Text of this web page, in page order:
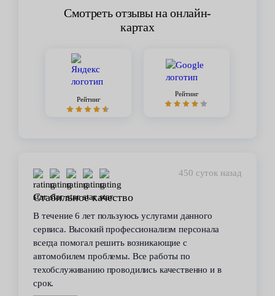
Смотреть отзывы на онлайн-
картах
Рейтинг
Рейтинг
450 суток назад
Стабильное качество
В течение 6 лет пользуюсь услугами данного
сервиса. Высокий профессионализм персонала
всегда помогал решить возникающие с
автомобилем проблемы. Все работы по
техобслуживанию проводились качественно и в
срок.